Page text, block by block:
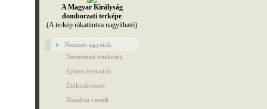
A Magyar Királyság
domborzati terképe
(A terkép rákattintva nagyítható)
Nemzeti ügyeink
Természeti értékeink
Épített értékeink
Étökművészet
Hazafias versek